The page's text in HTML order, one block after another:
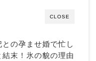
CLOSE
との孕ませ婚で忙し
末！氷の貌の理由